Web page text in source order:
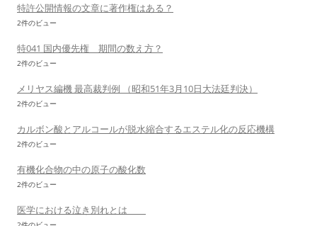
特許公開情報の文章に著作権はある？
2件のビュー
特041 国内優先権 期間の数え方？
2件のビュー
メリヤス編機 最高裁判例 （昭和51年3月10日大法廷判決）
2件のビュー
カルボン酸とアルコールが脱水縮合するエステル化の反応機構
2件のビュー
有機化合物の中の原子の酸化数
2件のビュー
医学における泣き別れとは